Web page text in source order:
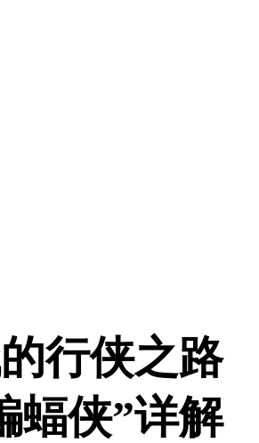
行侠之路
侠”详解